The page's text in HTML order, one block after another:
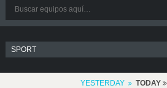
YESTERDAY TODAY